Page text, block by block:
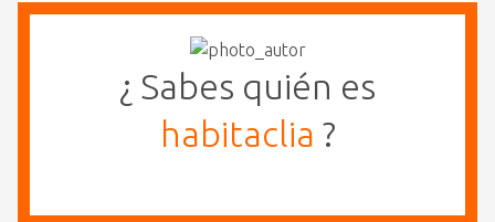
¿ Sabes quién es
habitaclia ?